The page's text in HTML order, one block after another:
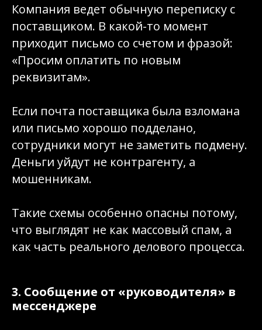
Компания ведет обычную переписку с
поставщиком. В какой-то момент
приходит письмо со счетом и фразой:
«Просим оплатить по новым
реквизитам».
Если почта поставщика была взломана
или письмо хорошо подделано,
сотрудники могут не заметить подмену.
Деньги уйдут не контрагенту, а
мошенникам.
Такие схемы особенно опасны потому,
что выглядят не как массовый спам, а
как часть реального делового процесса.
3. Сообщение от «руководителя» в
мессенджере